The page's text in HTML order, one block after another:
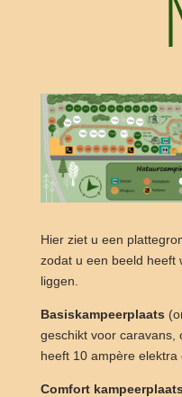
Hier ziet u een
zodat u een beeld heeft
liggen.
Basiskampeerplaats
geschikt voor caravans,
heeft 10 ampère elektra
Comfort kampeerplaats